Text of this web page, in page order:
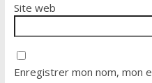
Site web
Enregistrer mon nom, mon